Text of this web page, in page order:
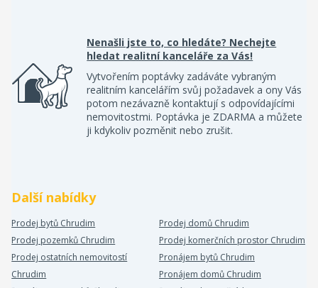
Nenašli jste to, co hledáte? Nechejte
hledat realitní kanceláře za Vás!
Vytvořením poptávky zadáváte vybraným
realitním kancelářím svůj požadavek a ony Vás
potom nezávazně kontaktují s odpovídajícími
nemovitostmi. Poptávka je ZDARMA a můžete
ji kdykoliv pozměnit nebo zrušit.
Další nabídky
Prodej bytů Chrudim
Prodej domů Chrudim
Prodej pozemků Chrudim
Prodej komerčních prostor Chrudim
Prodej ostatních nemovitostí
Chrudim
Pronájem bytů Chrudim
Pronájem domů Chrudim